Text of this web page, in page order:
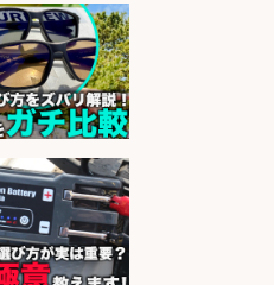
円」入社
釣り具の
験歓迎
ーパートナ
by 求人ボックス
スタッフ/
ック詰め